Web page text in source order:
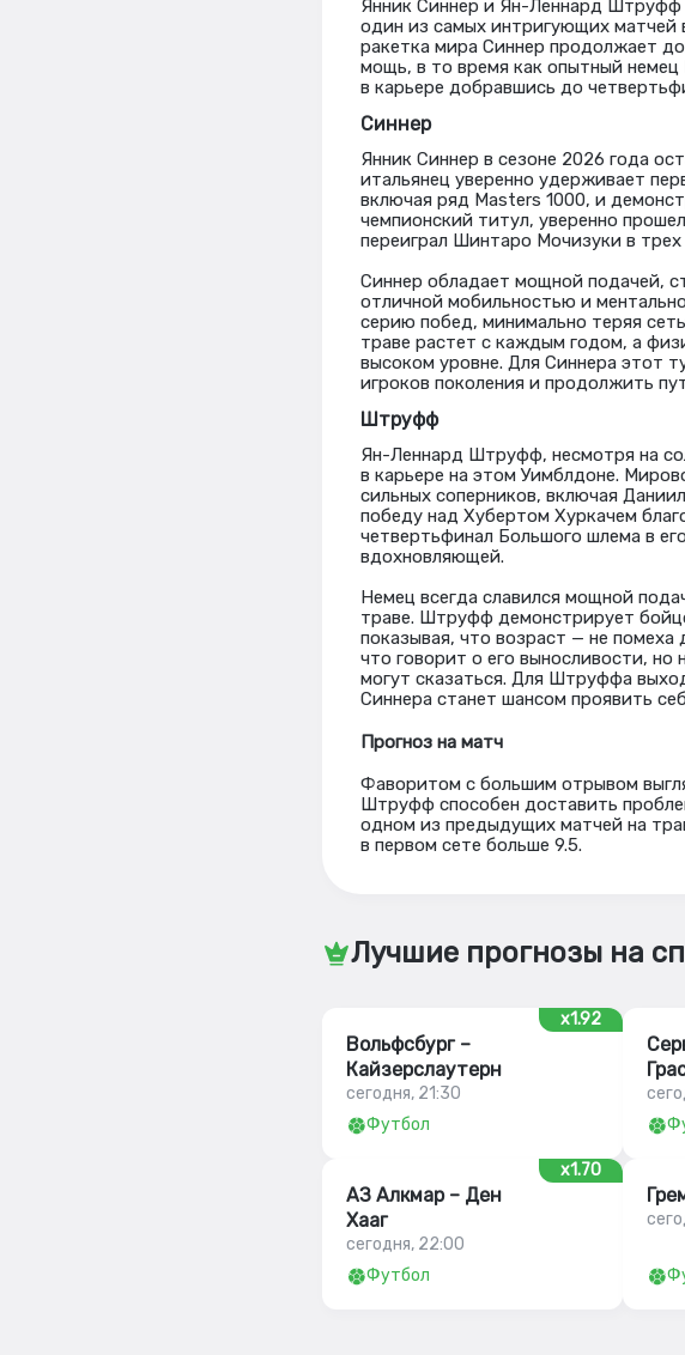
Янник Синнер и Ян-Леннард Штруфф
один из самых интригующих матчей
ракетка мира Синнер продолжает
мощь, в то время как опытный
в карьере добравшись до
Синнер
Янник Синнер в сезоне 2026 года
итальянец уверенно удерживает
включая ряд Masters 1000, и
чемпионский титул, уверенно
переиграл Шинтаро Мочизуки в
Синнер обладает мощной подачей,
отличной мобильностью и
серию побед, минимально теряя
траве растет с каждым годом, а
высоком уровне. Для Синнера этот
игроков поколения и продолжить
Штруфф
Ян-Леннард Штруфф, несмотря на
в карьере на этом Уимблдоне.
сильных соперников, включая
победу над Хубертом Хуркачем
четвертьфинал Большого шлема в
вдохновляющей.
Немец всегда славился мощной
траве. Штруфф демонстрирует
показывая, что возраст — не
что говорит о его выносливости, но
могут сказаться. Для Штруффа
Синнера станет шансом проявить
Прогноз на матч
Фаворитом с большим отрывом
Штруфф способен доставить
одном из предыдущих матчей на
в первом сете больше 9.5.
Лучшие прогнозы на
x1.92
Вольфсбург –
Кайзерслаутерн
сегодня, 21:30
Футбол
x1.70
АЗ Алкмар – Ден
Хааг
сегодня, 22:00
Футбол